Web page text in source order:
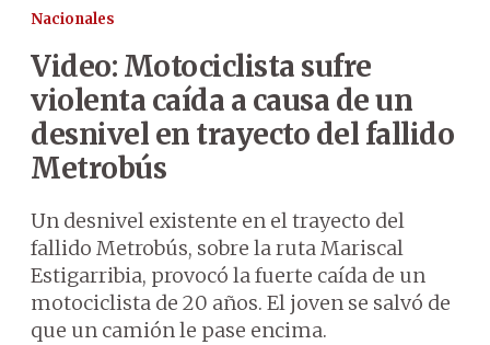
Nacionales
Video: Motociclista sufre
violenta caída a causa de un
desnivel en trayecto del fallido
Metrobús
Un desnivel existente en el trayecto del
fallido Metrobús, sobre la ruta Mariscal
Estigarribia, provocó la fuerte caída de un
motociclista de 20 años. El joven se salvó de
que un camión le pase encima.